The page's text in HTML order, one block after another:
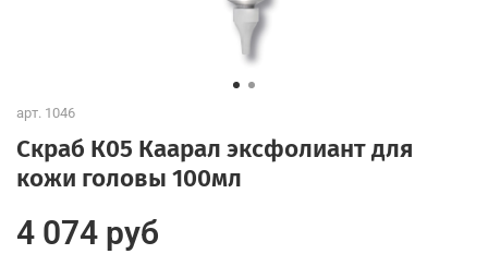
арт. 1046
Скраб К05 Каарал эксфолиант для
кожи головы 100мл
4 074 руб